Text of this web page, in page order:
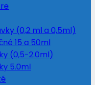
(0,2 ml a 0,5ml)
15 a 50ml
(0,5-2.0ml)
5.0ml